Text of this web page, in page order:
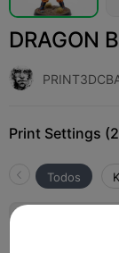
DRAGON
Print Settings
Todos